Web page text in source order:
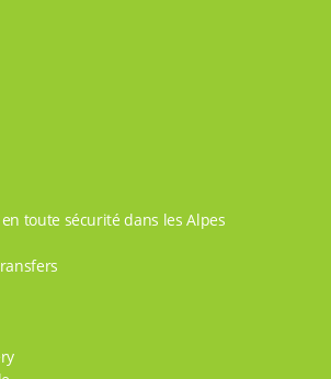
toute sécurité dans les Alpes